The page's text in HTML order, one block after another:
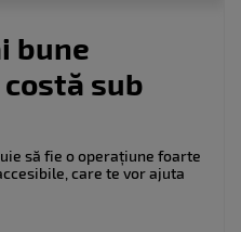
bune
sub
să fie o operațiune foarte
care te vor ajuta